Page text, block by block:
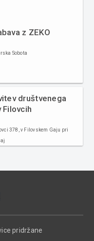
z ZEKO
Sobota
društvenega
Filovcih
378, v Filovskem Gaju pri
pridržane